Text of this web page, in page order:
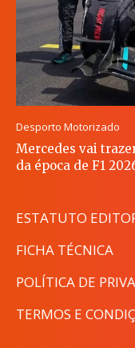
Desporto Motorizado
Mercedes vai
da época de F1
ESTATUTO
FICHA TÉCNICA
POLÍTICA DE
TERMOS E